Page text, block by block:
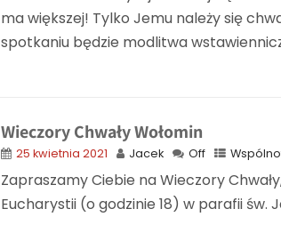
ma większej! Tylko Jemu należy się
spotkaniu będzie modlitwa
Wieczory Chwały Wołomin
25 kwietnia 2021 Jacek Off
Zapraszamy Ciebie na Wieczory
Eucharystii (o godzinie 18) w parafii św.